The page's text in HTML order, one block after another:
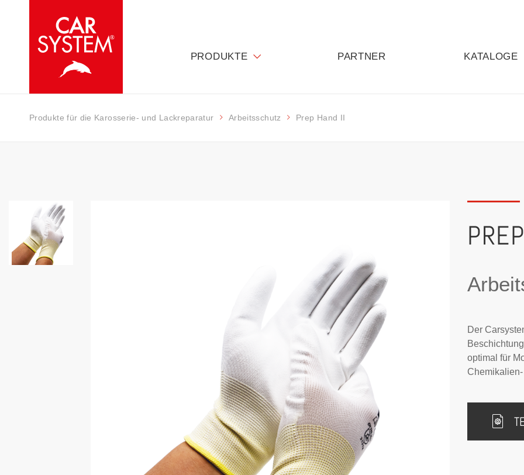
PRODUKTE PARTNER KATALOGE
Produkte für die Karosserie- und Lackreparatur Arbeitsschutz Prep Hand II
Der
optimal für